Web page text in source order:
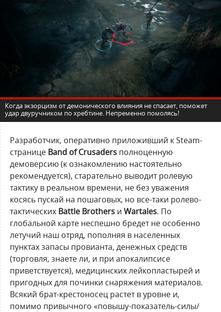
Когда экзорцизм от демонического влияния не спасает, поможет
удар двуручником по хребтине. Непременно помолясь!
Разработчик, оперативно приложивший к Steam-
странице Band of Crusaders полноценную
демоверсию (к ознакомлению настоятельно
рекомендуется), старательно выводит ролевую
тактику в реальном времени, не без уважения
косясь пускай на пошаговых, но все-таки ролево-
тактических Battle Brothers и Wartales. По
глобальной карте неспешно бредет не особенно
летучий наш отряд, пополняя в населенных
пунктах запасы провианта, денежных средств
(торговля, знаете ли, и при апокалипсисе
приветствуется), медицинских лейкопластырей и
пригодных для починки снаряжения материалов.
Всякий брат-крестоносец растет в уровне и,
помимо привычного «повышу-показатель-силы/